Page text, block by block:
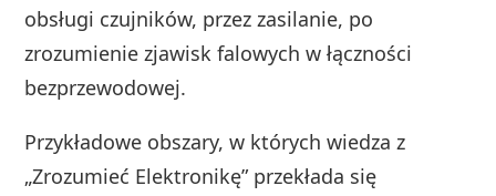
obsługi czujników, przez zasilanie, po
zrozumienie zjawisk falowych w łączności
bezprzewodowej.
Przykładowe obszary, w których wiedza z
„Zrozumieć Elektronikę” przekłada się